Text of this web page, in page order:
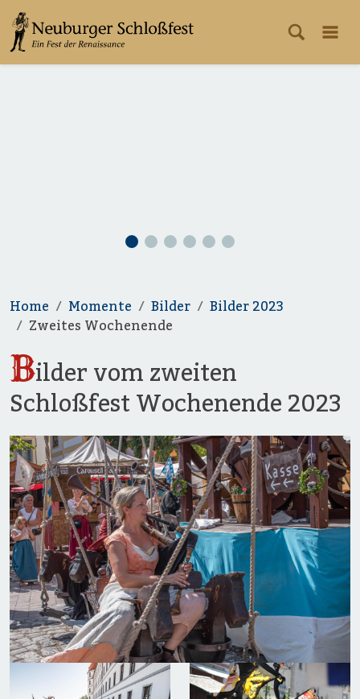
Home Momente Bilder
Bilder 2023
Zweites Wochenende
Bilder vom zweiten
Schloßfest Wochenende 2023